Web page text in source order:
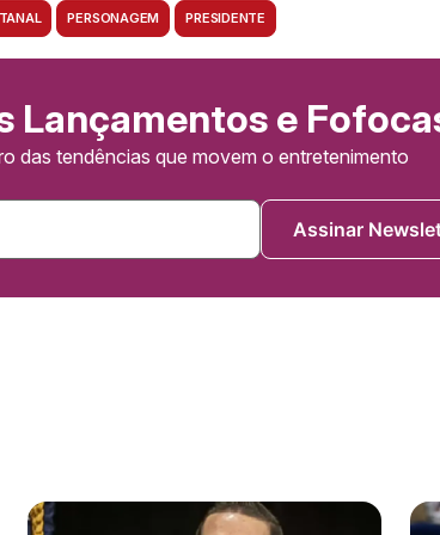
PERSONAGEM PRESIDENTE
Lançamentos e
das tendências que movem o entretenimento
Assinar